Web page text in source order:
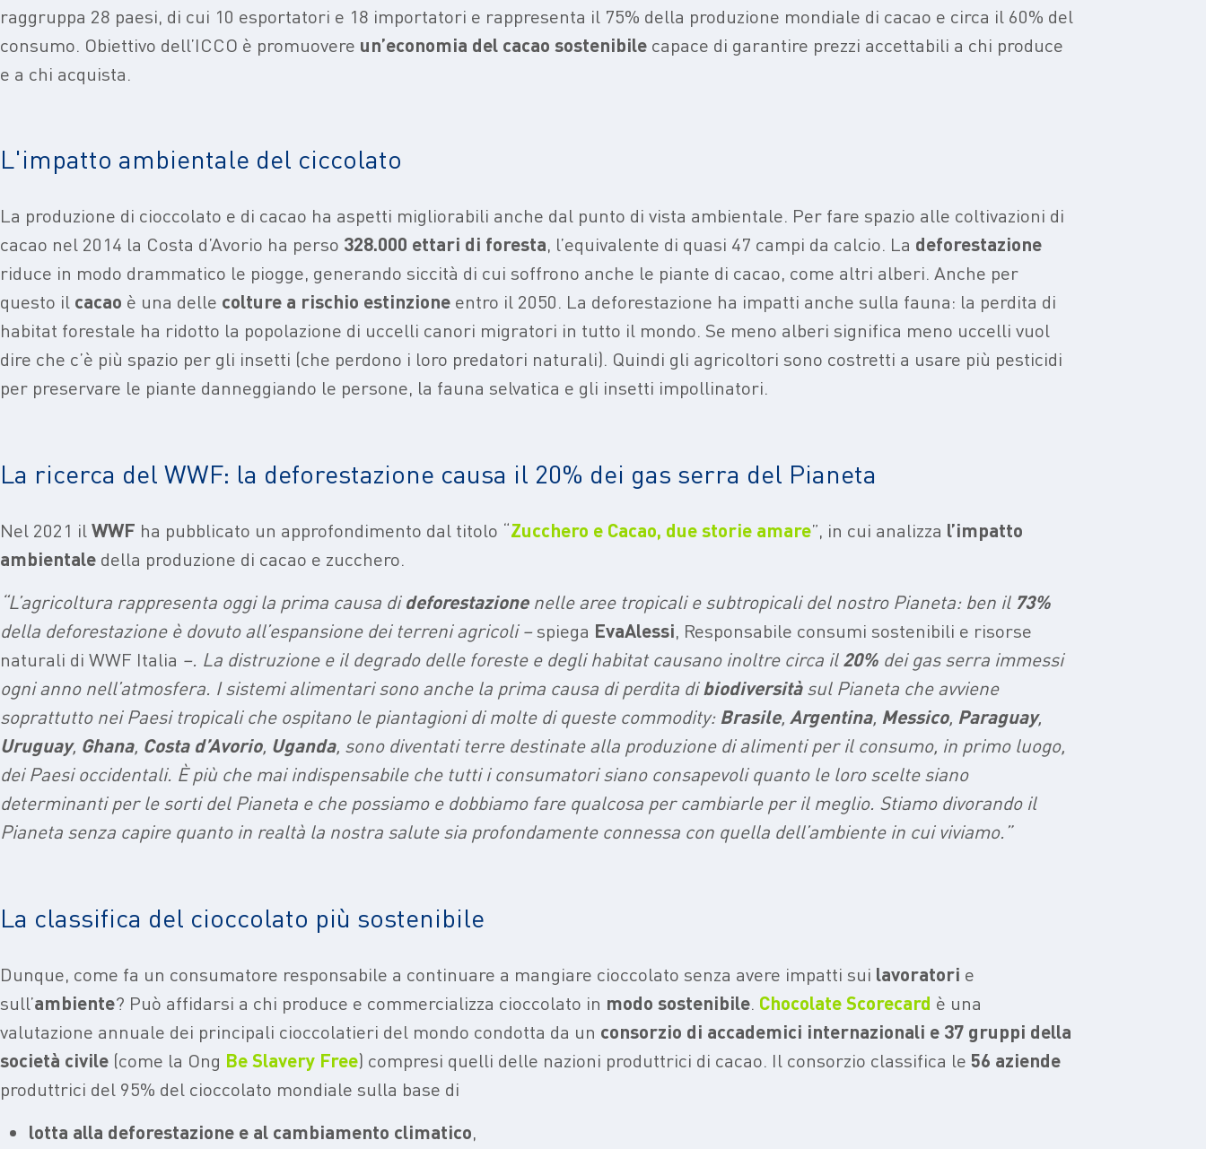
raggruppa 28 paesi, di cui 10 esportatori e 18 importatori e rappresenta il 75% della produzione mondiale di cacao e circa il 60% del
consumo. Obiettivo dell’ICCO è promuovere un’economia del cacao sostenibile capace di garantire prezzi accettabili a chi produce
e a chi acquista.
L'impatto ambientale del ciccolato
La produzione di cioccolato e di cacao ha aspetti migliorabili anche dal punto di vista ambientale. Per fare spazio alle coltivazioni di
cacao nel 2014 la Costa d’Avorio ha perso 328.000 ettari di foresta, l’equivalente di quasi 47 campi da calcio. La deforestazione
riduce in modo drammatico le piogge, generando siccità di cui soffrono anche le piante di cacao, come altri alberi. Anche per
questo il cacao è una delle colture a rischio estinzione entro il 2050. La deforestazione ha impatti anche sulla fauna: la perdita di
habitat forestale ha ridotto la popolazione di uccelli canori migratori in tutto il mondo. Se meno alberi significa meno uccelli vuol
dire che c’è più spazio per gli insetti (che perdono i loro predatori naturali). Quindi gli agricoltori sono costretti a usare più pesticidi
per preservare le piante danneggiando le persone, la fauna selvatica e gli insetti impollinatori.
La ricerca del WWF: la deforestazione causa il 20% dei gas serra del Pianeta
Nel 2021 il WWF ha pubblicato un approfondimento dal titolo “Zucchero e Cacao, due storie amare”, in cui analizza l’impatto
ambientale della produzione di cacao e zucchero.
“L’agricoltura rappresenta oggi la prima causa dideforestazionenelle aree tropicali e subtropicali del nostro Pianeta: ben il 73%
della deforestazione è dovuto all’espansione dei terreni agricoli –spiega EvaAlessi, Responsabile consumi sostenibili e risorse
naturali di WWF Italia –. La distruzione e il degrado delle foreste e degli habitat causano inoltre circa il20% dei gas serra immessi
ogni anno nell’atmosfera. I sistemi alimentari sono anche la prima causa di perdita dibiodiversitàsul Pianeta che avviene
soprattutto nei Paesi tropicali che ospitano le piantagioni di molte di queste commodity: Brasile, Argentina, Messico, Paraguay,
Uruguay, Ghana, Costa d’Avorio, Uganda, sono diventati terre destinate alla produzione di alimenti per il consumo, in primo luogo,
dei Paesi occidentali. È più che mai indispensabile che tutti i consumatori siano consapevoli quanto le loro scelte siano
determinanti per le sorti del Pianeta e che possiamo e dobbiamo fare qualcosa per cambiarle per il meglio. Stiamo divorando il
Pianeta senza capire quanto in realtà la nostra salute sia profondamente connessa con quella dell’ambiente in cui viviamo.”
La classifica del cioccolato più sostenibile
Dunque, come fa un consumatore responsabile a continuare a mangiare cioccolato senza avere impatti sui lavoratori e
sull’ambiente? Può affidarsi a chi produce e commercializza cioccolato in modo sostenibile. Chocolate Scorecard è una
valutazione annuale dei principali cioccolatieri del mondo condotta da un consorzio di accademici internazionali e 37 gruppi della
società civile (come la Ong Be Slavery Free) compresi quelli delle nazioni produttrici di cacao. Il consorzio classifica le 56 aziende
produttrici del 95% del cioccolato mondiale sulla base di
lotta alla deforestazione e al cambiamento climatico,